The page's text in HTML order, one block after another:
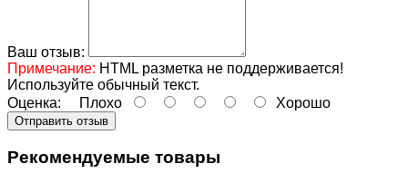
Ваш отзыв:
Примечание: HTML разметка не поддерживается!
Используйте обычный текст.
Оценка: Плохо Хорошо
Отправить отзыв
Рекомендуемые товары